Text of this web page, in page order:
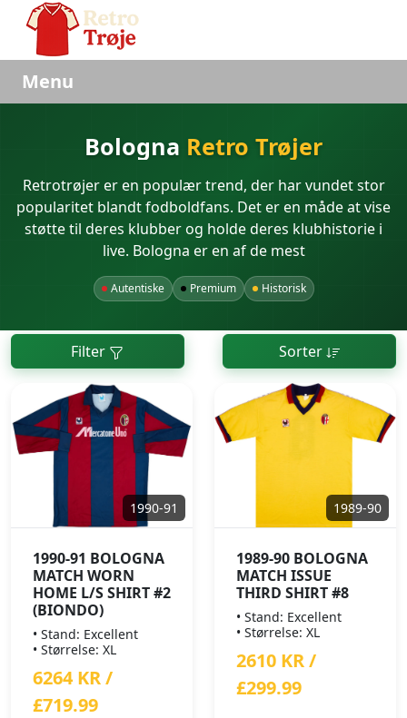
Menu
Bologna Retro Trøjer
Retrotrøjer er en populær trend, der har vundet stor
popularitet blandt fodboldfans. Det er en måde at vise
støtte til deres klubber og holde deres klubhistorie i
live. Bologna er en af de mest
Autentiske Premium Historisk
Filter Sorter
1990-91
1990-91 BOLOGNA
MATCH WORN
HOME L/S SHIRT #2
(BIONDO)
• Stand: Excellent
• Størrelse: XL
6264 KR /
£719.99
1989-90
1989-90 BOLOGNA
MATCH ISSUE
THIRD SHIRT #8
• Stand: Excellent
• Størrelse: XL
2610 KR /
£299.99